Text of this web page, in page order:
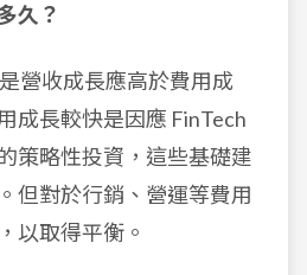
久？
營收成長應高於費用成
成長較快是因應 FinTech
策略性投資，這些基礎建
但對於行銷、營運等費用
以取得平衡。